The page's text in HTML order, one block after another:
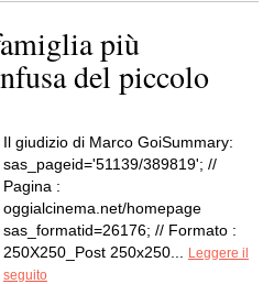
più
del piccolo
Il giudizio di Marco GoiSummary:
sas_pageid='51139/389819'; //
Pagina :
oggialcinema.net/homepage
sas_formatid=26176; // Formato :
250X250_Post 250x250...
Leggere il
seguito